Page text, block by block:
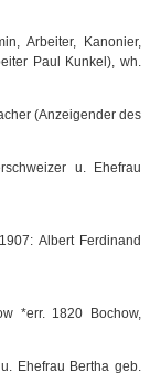
Arbeiter, Kanonier,
Paul Kunkel), wh.
(Anzeigender des
u. Ehefrau
Albert Ferdinand
*err. 1820 Bochow,
Ehefrau Bertha geb.